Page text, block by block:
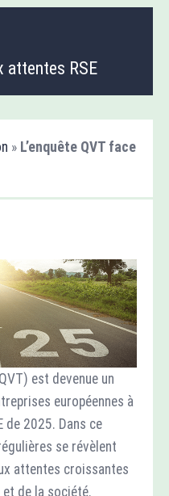
attentes RSE
» L’enquête QVT face
est devenue un
européennes à
de 2025. Dans ce
se révèlent
attentes croissantes
de la société.